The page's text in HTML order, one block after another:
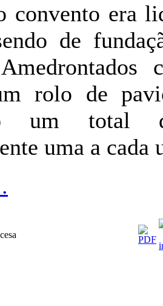
convento era
de
rolo de
um total
uma a cada